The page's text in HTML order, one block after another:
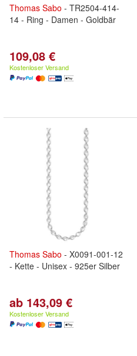
Thomas Sabo - TR2504-414-
14 - Ring - Damen - Goldbär
109,08 €
Kostenloser Versand
Thomas Sabo - X0091-001-12
- Kette - Unisex - 925er Silber
ab 143,09 €
Kostenloser Versand